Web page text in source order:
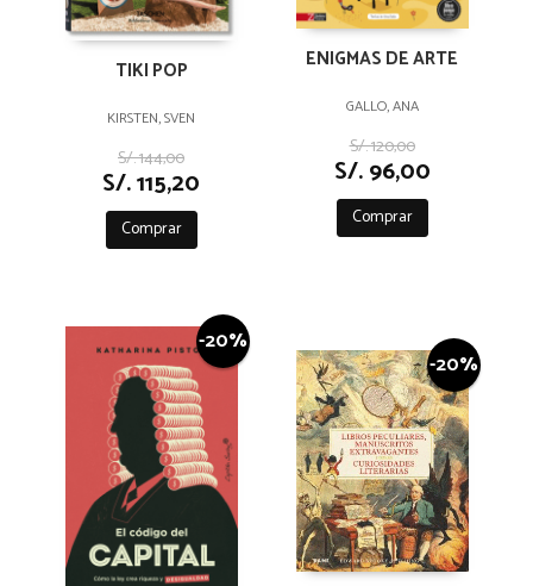
TIKI POP
KIRSTEN, SVEN
S/. 144,00
S/. 115,20
Comprar
ENIGMAS DE ARTE
GALLO, ANA
S/. 120,00
S/. 96,00
Comprar
-20%
-20%